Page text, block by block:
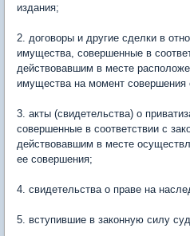
издания;
2. договоры и другие сделки в
имущества, совершенные в
действовавшим в месте
имущества на момент совершения
3. акты (свидетельства) о
совершенные в соответствии с
действовавшим в месте
ее совершения;
4. свидетельства о праве на
5. вступившие в законную силу